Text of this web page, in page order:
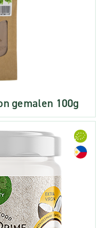
gemalen 100g